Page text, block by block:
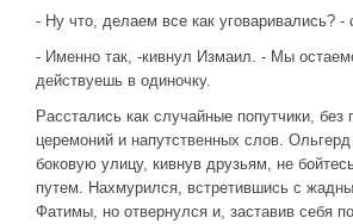
- Ну что, делаем все как уговаривались? -
- Именно так, -кивнул Измаил. - Мы
действуешь в одиночку.
Расстались как случайные попутчики,
церемоний и напутственных слов.
боковую улицу, кивнув друзьям, не
путем. Нахмурился, встретившись с
Фатимы, но отвернулся и, заставив себя